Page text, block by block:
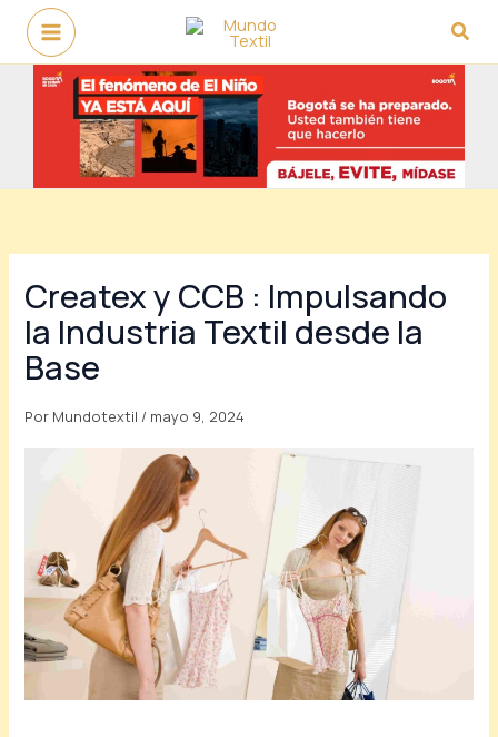
contenido
Createx y CCB : Impulsando
la Industria Textil desde la
Base
Por Mundotextil / mayo 9, 2024